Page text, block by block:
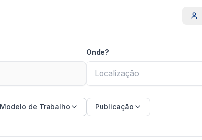
Onde?
Modelo de Trabalho Publicação